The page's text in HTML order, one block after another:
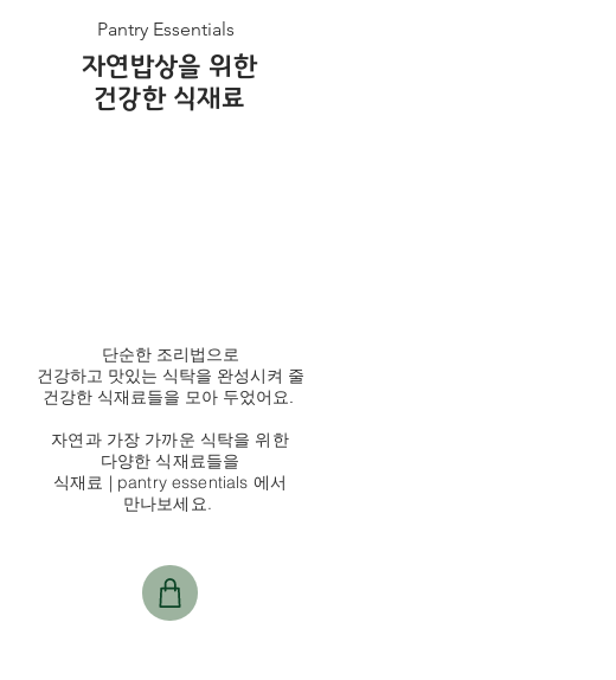
Pantry Essentials
자연밥상을 위한
건강한 식재료
단순한 조리법으로
건강하고 맛있는 식탁을 완성시켜 줄
건강한 식재료들을 모아 두었어요.
자연과 가장 가까운 식탁을 위한
다양한 식재료들을
식재료 | pantry essentials 에서
만나보세요.